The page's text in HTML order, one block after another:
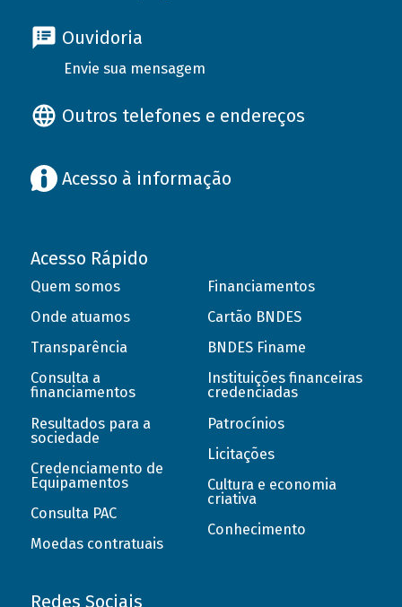
Ouvidoria
Envie sua mensagem
Outros telefones e endereços
Acesso à informação
Acesso Rápido
Quem somos
Onde atuamos
Transparência
Consulta a
financiamentos
Resultados para a
sociedade
Credenciamento de
Equipamentos
Consulta PAC
Moedas contratuais
Financiamentos
Cartão BNDES
BNDES Finame
Instituições financeiras
credenciadas
Patrocínios
Licitações
Cultura e economia
criativa
Conhecimento
Redes Sociais